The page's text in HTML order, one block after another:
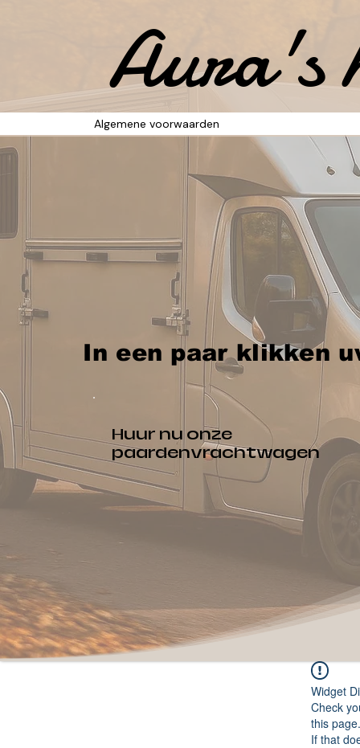
Aura's
Algemene voorwaarden
Huur nu onze
paardenvrachtwagen
​In een paar klikken
Widget
Check
this page.
If that